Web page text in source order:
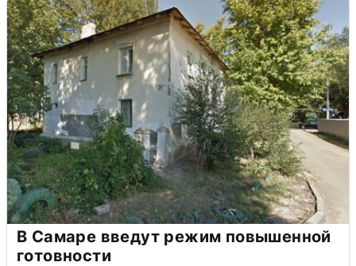
В Самаре введут режим повышенной
готовности